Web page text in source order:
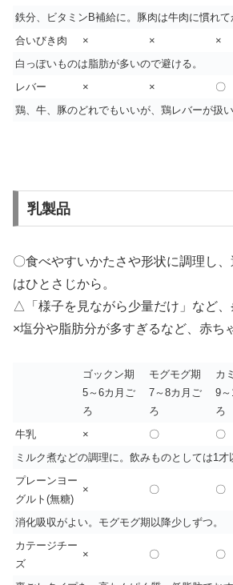
鉄分、ビタミンB補給に。豚肉は牛肉に慣れて
合いびき肉
× × ×
白っぽいものは脂肪が多いので避ける。
レバー
× × 〇
鶏、牛、豚のどれでもいいが、鶏レバーが扱い
乳製品
〇食べやすいかたさや形状に調理し
はひとさじから。
△「様子を見ながら少量だけ」など、
×塩分や脂肪分が多すぎるなど、赤ち
ゴックン期
5～6カ月ご
ろ
モグモグ期
7～8カ月ご
ろ
カ
9
ろ
牛乳
× 〇 〇
ミルク煮などの調理に。飲みものとしては1才
プレーンヨー
グルト(無糖)
× 〇 〇
消化吸収がよい。モグモグ期以降少しずつ。
カテージチー
ズ
× 〇 〇